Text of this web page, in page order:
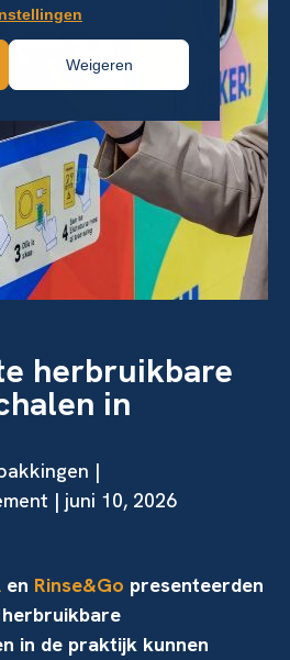
Weigeren
herbruikbare
in
|
| juni 10, 2026
en Rinse&Go presenteerden
in de praktijk kunnen